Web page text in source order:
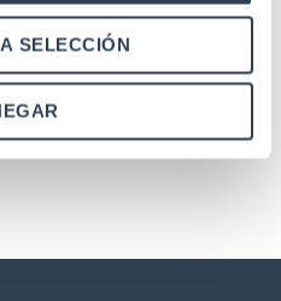
SELECCIÓN
11